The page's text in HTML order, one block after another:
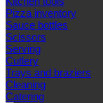
Pizza inventory
Sauce bottles
Scissors
Serving
Cutlery
Trays and braziers
Сleaning
Catering